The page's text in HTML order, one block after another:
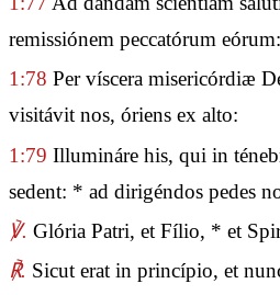
remissiónem peccatórum eórum:
1:78 Per víscera misericórdiæ
visitávit nos, óriens ex alto:
1:79 Illumináre his, qui in
sedent: * ad dirigéndos pedes
℣. Glória Patri, et Fílio, * et
℟. Sicut erat in princípio, et